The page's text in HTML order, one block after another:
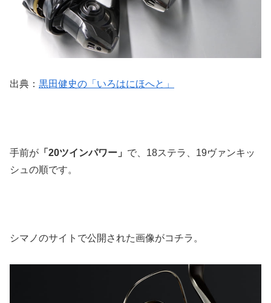
出典： 黒田健史の「いろはにほへと」
手前が 「20ツインパワー」 で、18ステラ、19ヴァンキッ
シュの順です。
シマノのサイトで公開された画像がコチラ。